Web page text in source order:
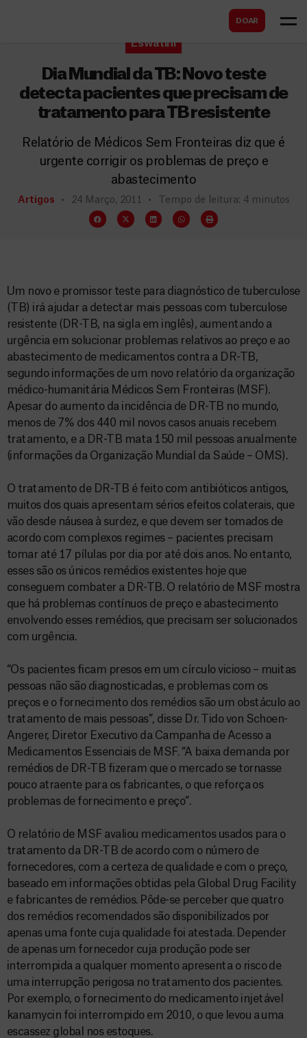
DOAR
r
Eswatini
Dia Mundial da TB: Novo teste
detecta pacientes que precisam de
tratamento para TB resistente
Relatório de Médicos Sem Fronteiras diz que é
urgente corrigir os problemas de preço e
abastecimento
Artigos 24 Março, 2011 Tempo de leitura: 4 minutos
Um novo e promissor teste para diagnóstico de tuberculose
(TB) irá ajudar a detectar mais pessoas com tuberculose
resistente (DR-TB, na sigla em inglês), aumentando a
urgência em solucionar problemas relativos ao preço e ao
abastecimento de medicamentos contra a DR-TB,
segundo informações de um novo relatório da organização
médico-humanitária Médicos Sem Fronteiras (MSF).
Apesar do aumento da incidência de DR-TB no mundo,
menos de 7% dos 440 mil novos casos anuais recebem
tratamento, e a DR-TB mata 150 mil pessoas anualmente
(informações da Organização Mundial da Saúde – OMS).
O tratamento de DR-TB é feito com antibióticos antigos,
muitos dos quais apresentam sérios efeitos colaterais, que
vão desde náusea à surdez, e que devem ser tomados de
acordo com complexos regimes – pacientes precisam
tomar até 17 pílulas por dia por até dois anos. No entanto,
esses são os únicos remédios existentes hoje que
conseguem combater a DR-TB. O relatório de MSF mostra
que há problemas contínuos de preço e abastecimento
envolvendo esses remédios, que precisam ser solucionados
com urgência.
“Os pacientes ficam presos em um círculo vicioso – muitas
pessoas não são diagnosticadas, e problemas com os
preços e o fornecimento dos remédios são um obstáculo ao
tratamento de mais pessoas”, disse Dr. Tido von Schoen-
Angerer, Diretor Executivo da Campanha de Acesso a
Medicamentos Essenciais de MSF. “A baixa demanda por
remédios de DR-TB fizeram que o mercado se tornasse
pouco atraente para os fabricantes, o que reforça os
problemas de fornecimento e preço”.
O relatório de MSF avaliou medicamentos usados para o
tratamento da DR-TB de acordo com o número de
fornecedores, com a certeza de qualidade e com o preço,
baseado em informações obtidas pela Global Drug Facility
e fabricantes de remédios. Pôde-se perceber que quatro
dos remédios recomendados são disponibilizados por
apenas uma fonte cuja qualidade foi atestada. Depender
de apenas um fornecedor cuja produção pode ser
interrompida a qualquer momento apresenta o risco de
uma interrupção perigosa no tratamento dos pacientes.
Por exemplo, o fornecimento do medicamento injetável
kanamycin foi interrompido em 2010, o que levou a uma
escassez global nos estoques.
s
c
a
r